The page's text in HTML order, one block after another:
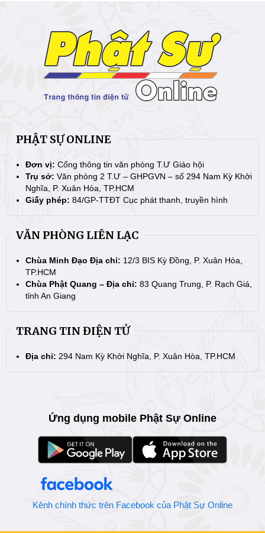
PHẬT SỰ ONLINE
Đơn vị: Cổng thông tin văn phòng T.Ư Giáo hội
Trụ sở: Văn phòng 2 T.Ư – GHPGVN – số 294 Nam Kỳ Khởi
Nghĩa, P. Xuân Hòa, TP.HCM
Giấy phép: 84/GP-TTĐT Cục phát thanh, truyền hình
VĂN PHÒNG LIÊN LẠC
Chùa Minh Đạo Địa chỉ: 12/3 BIS Kỳ Đồng, P. Xuân Hòa,
TP.HCM
Chùa Phật Quang – Địa chỉ: 83 Quang Trung, P. Rạch Giá,
tỉnh An Giang
TRANG TIN ĐIỆN TỬ
Địa chỉ: 294 Nam Kỳ Khởi Nghĩa, P. Xuân Hòa, TP.HCM
Ứng dụng mobile Phật Sự Online
Kênh chính thức trên Facebook của Phật Sự Online